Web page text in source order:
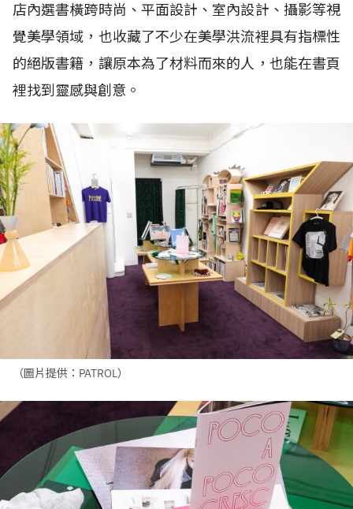
店內選書橫跨時尚、平面設計、室內設計、攝影等視
覺美學領域，也收藏了不少在美學洪流裡具有指標性
的絕版書籍，讓原本為了材料而來的人，也能在書頁
裡找到靈感與創意。
（圖片提供：PATROL）